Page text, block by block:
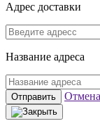
Адрес доставки
Название адреса
Отправить Отмена